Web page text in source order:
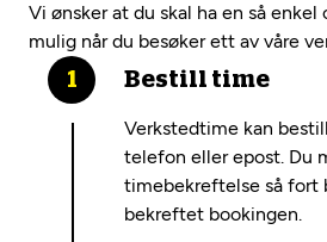
Vi ønsker at du skal ha en så enkel
mulig når du besøker ett av våre
Bestill time
Verkstedtime kan
telefon eller epost. Du
timebekreftelse så fort
bekreftet bookingen.